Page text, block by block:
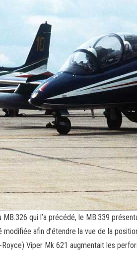
MB.326 qui l’a précédé, le MB.339
afin d’étendre la vue de la
Viper Mk 621 augmentait les